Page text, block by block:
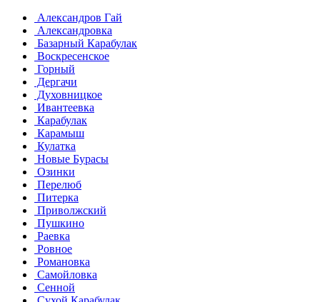
Александров Гай
Александровка
Базарный Карабулак
Воскресенское
Горный
Дергачи
Духовницкое
Ивантеевка
Карабулак
Карамыш
Кулатка
Новые Бурасы
Озинки
Перелюб
Питерка
Приволжский
Пушкино
Раевка
Ровное
Романовка
Самойловка
Сенной